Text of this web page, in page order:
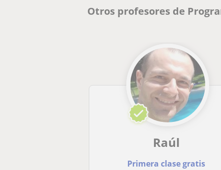
Otros profesores de
Raúl
Primera clase gratis